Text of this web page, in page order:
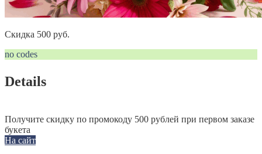
Скидка 500 руб.
no codes
Details
Получите скидку по промокоду 500 рублей при первом заказе
букета
На сайт